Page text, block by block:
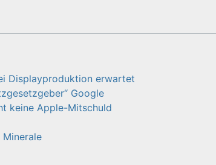
Displayproduktion erwartet
Google
keine Apple-Mitschuld